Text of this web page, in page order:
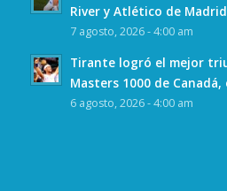
River y Atlético de Madrid
7 agosto, 2026 - 4:00 am
Tirante logró el mejor
Masters 1000 de
6 agosto, 2026 - 4:00 am